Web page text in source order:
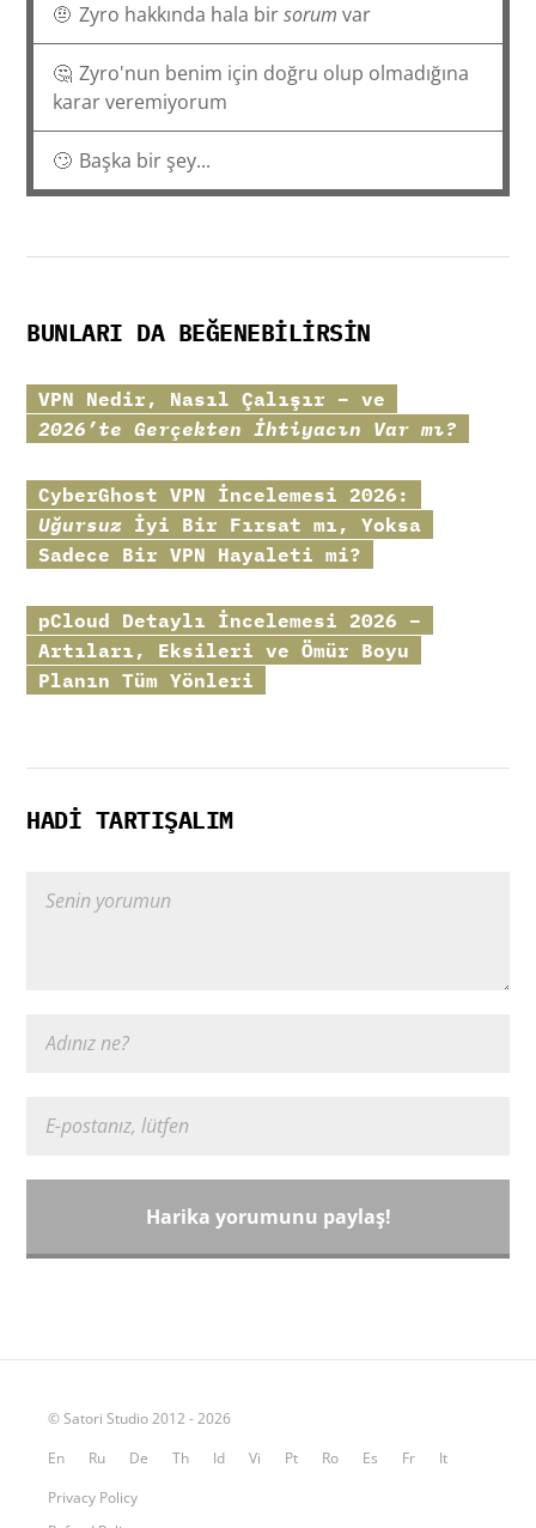
🤨 Zyro hakkında hala birsorum var
🤔 Zyro'nun benim için doğru olup olmadığına
karar veremiyorum
🙄 Başka bir şey...
BUNLARI DA BEĞENEBILIRSIN
VPN Nedir, Nasıl Çalışır – ve
2026’te Gerçekten İhtiyacın Var mı?
CyberGhost VPN İncelemesi 2026:
Uğursuz İyi Bir Fırsat mı, Yoksa
Sadece Bir VPN Hayaleti mi?
pCloud Detaylı İncelemesi 2026 –
Artıları, Eksileri ve Ömür Boyu
Planın Tüm Yönleri
HADI TARTIŞALIM
© Satori Studio 2012 - 2026
En
Ru De Th Id Vi Pt Ro Es Fr
It
Privacy Policy